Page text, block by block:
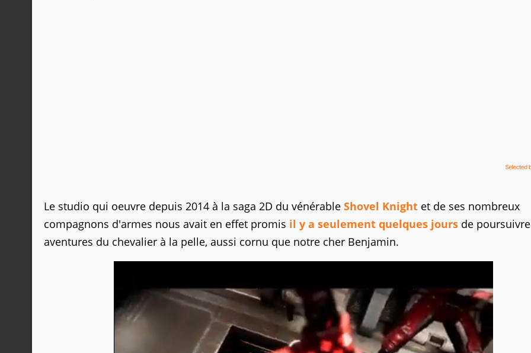
Le studio qui oeuvre depuis 2014 à la saga 2D du vénérable Shovel Knight et de ses nombreux
compagnons d'armes nous avait en effet promis il y a seulement quelques jours de
aventures du chevalier à la pelle, aussi cornu que notre cher Benjamin.